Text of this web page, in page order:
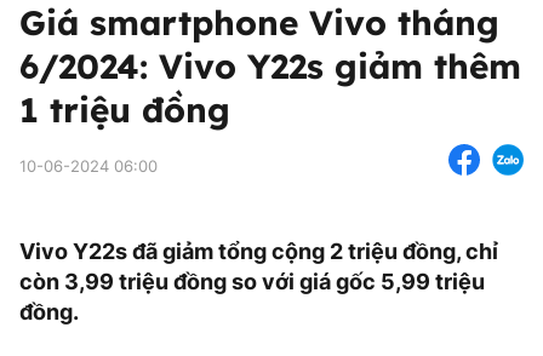
Giá smartphone Vivo tháng
6/2024: Vivo Y22s giảm thêm
1 triệu đồng
10-06-2024 06:00
Vivo Y22s đã giảm tổng cộng 2 triệu đồng, chỉ
còn 3,99 triệu đồng so với giá gốc 5,99 triệu
đồng.